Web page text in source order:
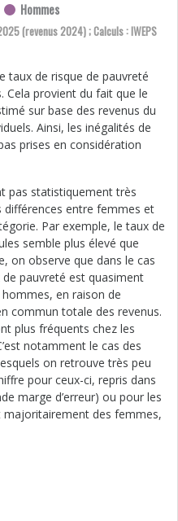
Hommes
(revenus 2024) ; Calculs : IWEPS
taux de risque de pauvreté
provient du fait que le
sur base des revenus du
Ainsi, les inégalités de
prises en considération
pas statistiquement très
différences entre femmes et
Par exemple, le taux de
semble plus élevé que
on observe que dans le cas
pauvreté est quasiment
en raison de
commun totale des revenus.
plus fréquents chez les
notamment le cas des
on retrouve très peu
pour ceux-ci, repris dans
marge d’erreur) ou pour les
majoritairement des femmes,